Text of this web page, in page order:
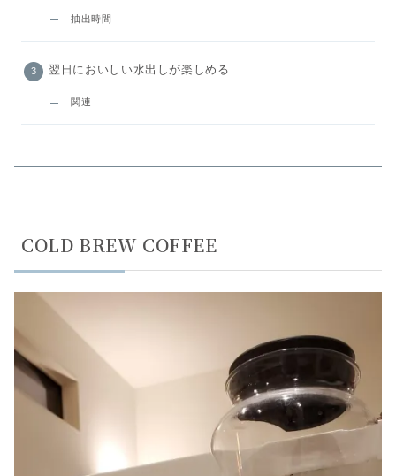
抽出時間
翌日においしい水出しが楽しめる
関連
COLD BREW COFFEE